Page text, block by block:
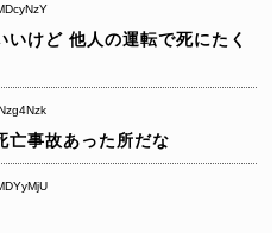
いけど 他人の運転で死にたく
亡事故あった所だな